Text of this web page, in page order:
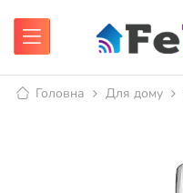
Головна Для дому